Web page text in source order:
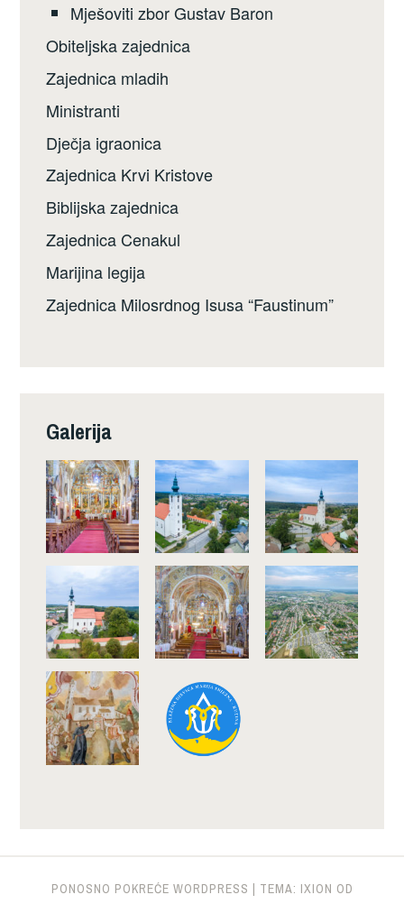
Mješoviti zbor Gustav Baron
Obiteljska zajednica
Zajednica mladih
Ministranti
Dječja igraonica
Zajednica Krvi Kristove
Biblijska zajednica
Zajednica Cenakul
Marijina legija
Zajednica Milosrdnog Isusa “Faustinum”
Galerija
PONOSNO POKREĆE WORDPRESS | TEMA: IXION OD